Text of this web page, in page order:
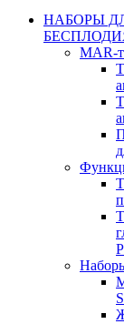
НАБОРЫ
MAR-